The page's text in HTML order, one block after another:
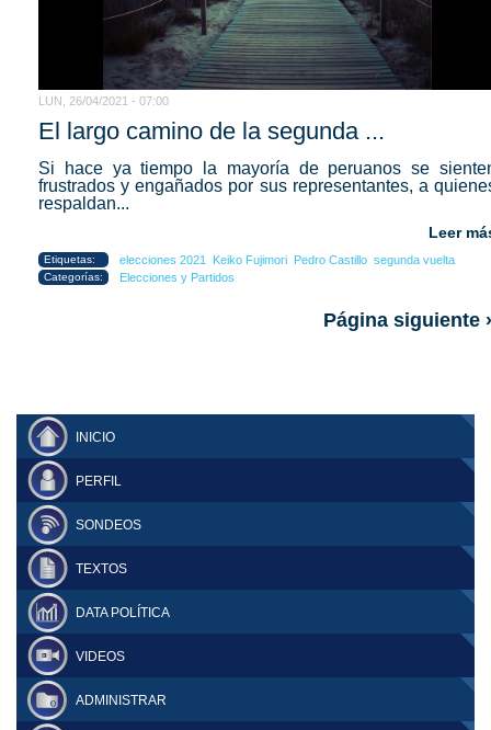
LUN, 26/04/2021 - 07:00
El largo camino de la segunda ...
Si hace ya tiempo la mayoría de peruanos se
frustrados y engañados por sus representantes, a
respaldan...
Leer
Etiquetas: elecciones 2021 Keiko Fujimori Pedro Castillo segunda vuelta
Categorías: Elecciones y Partidos
Página siguiente
INICIO
PERFIL
SONDEOS
TEXTOS
DATA POLÍTICA
VIDEOS
ADMINISTRAR